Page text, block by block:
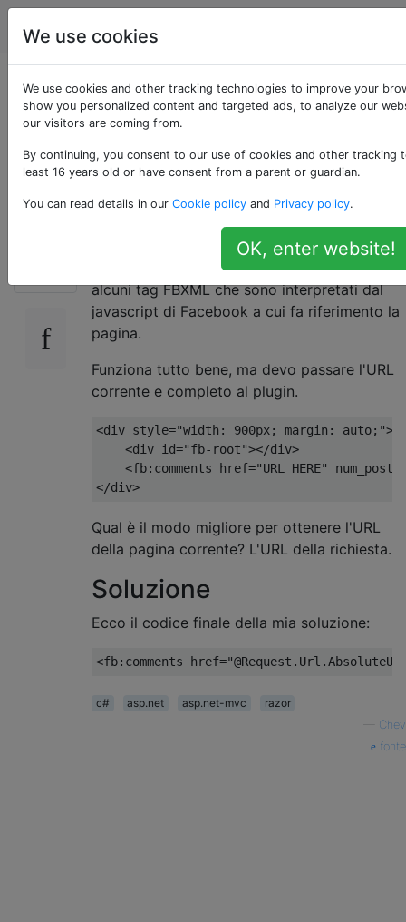
Programmazione
Come ottenere l'URL
della pagina corrente
in MVC 3
Sto usando il plugin dei commenti di
Facebook su un blog che sto costruendo. Ha
alcuni tag FBXML che sono interpretati dal
javascript di Facebook a cui fa riferimento la
pagina.
Funziona tutto bene, ma devo passare l'URL
corrente e completo al plugin.
<div style="width: 900px; margin: auto;">
<div id="fb-root"></div>
<fb: comments href="URL HERE" num_posts
</div>
Qual è il modo migliore per ottenere l'URL
della pagina corrente? L'URL della richiesta.
Soluzione
Ecco il codice finale della mia soluzione:
<fb: comments href=
c# asp.net asp.net-mvc
razor
Chev
fonte
We use cookies
We use cookies and other tracking technologies to improve your
show you personalized content and targeted ads, to analyze our
our visitors are coming from.
By continuing, you consent to our use of cookies and other tracking
least 16 years old or have consent from a parent or guardian.
You can read details in our Cookie policy and Privacy policy.
OK, enter website!